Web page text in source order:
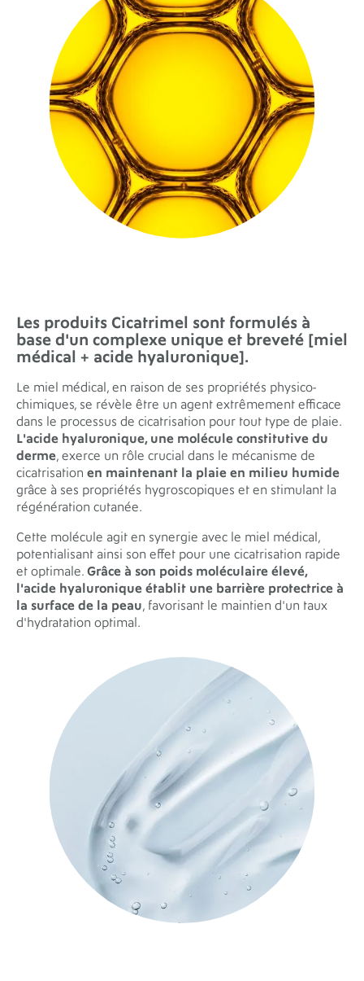
Les produits Cicatrimel sont formulés à
base d'un complexe unique et breveté [miel
médical + acide hyaluronique].
Le miel médical, en raison de ses propriétés physico-
chimiques, se révèle être un agent extrêmement efficace
dans le processus de cicatrisation pour tout type de plaie.
L'acide hyaluronique, une molécule constitutive du
derme, exerce un rôle crucial dans le mécanisme de
cicatrisation en maintenant la plaie en milieu humide
grâce à ses propriétés hygroscopiques et en stimulant la
régénération cutanée.
Cette molécule agit en synergie avec le miel médical,
potentialisant ainsi son effet pour une cicatrisation rapide
et optimale. Grâce à son poids moléculaire élevé,
l'acide hyaluronique établit une barrière protectrice à
la surface de la peau, favorisant le maintien d'un taux
d'hydratation optimal.